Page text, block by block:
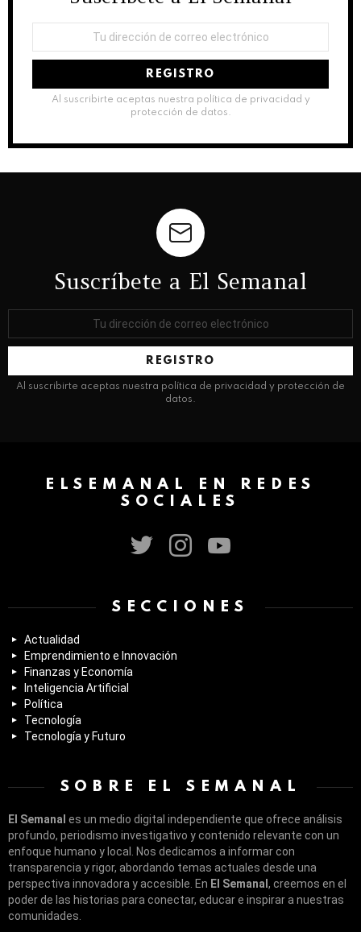
Al suscribirte aceptas nuestra política de privacidad y
protección de datos.
Suscríbete a El Semanal
Al suscribirte aceptas nuestra política de privacidad y protección de
datos.
ELSEMANAL EN REDES
SOCIALES
SECCIONES
Actualidad
Emprendimiento e Innovación
Finanzas y Economía
Inteligencia Artificial
Política
Tecnología
Tecnología y Futuro
SOBRE EL SEMANAL
El Semanal es un medio digital independiente que ofrece análisis
profundo, periodismo investigativo y contenido relevante con un
enfoque humano y local. Nos dedicamos a informar con
transparencia y rigor, abordando temas actuales desde una
perspectiva innovadora y accesible. En El Semanal , creemos en el
poder de las historias para conectar, educar e inspirar a nuestras
comunidades.